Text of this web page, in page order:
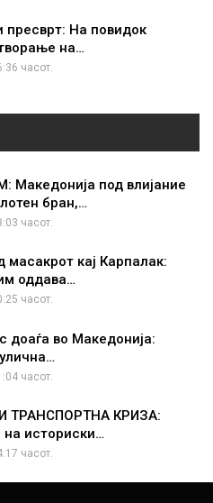
пресврт: На повидок
на…
часот.
Македонија под влијание
бран,…
часот.
масакрот кај Карпалак:
оддава…
часот.
доаѓа во Македонија:
часот.
ТРАНСПОРТНА КРИЗА:
на историски…
часот.